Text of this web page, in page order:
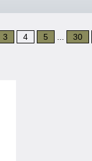
3 4 5 30